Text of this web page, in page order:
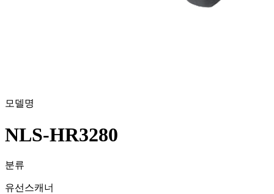
모델명
NLS-HR3280
분류
유선스캐너